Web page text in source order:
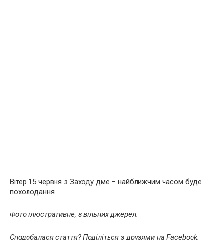
Вітер 15 червня з Заходу дме – найближчим часом буде
похолодання.
Фото ілюстративне, з вільних джерел.
Сподобалася стаття? Поділіться з друзями на Facebook.